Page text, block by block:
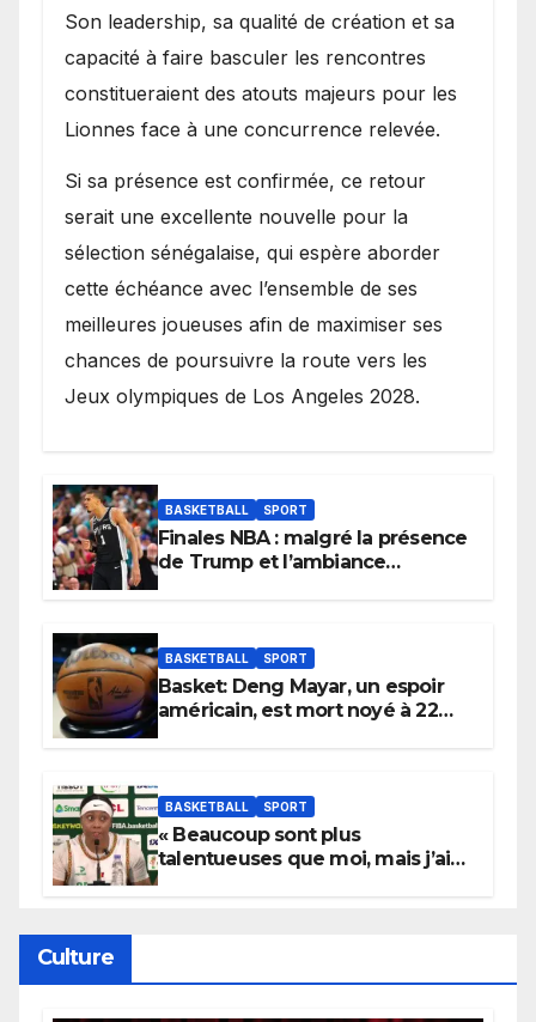
Son leadership, sa qualité de création et sa
capacité à faire basculer les rencontres
constitueraient des atouts majeurs pour les
Lionnes face à une concurrence relevée.
Si sa présence est confirmée, ce retour
serait une excellente nouvelle pour la
sélection sénégalaise, qui espère aborder
cette échéance avec l’ensemble de ses
meilleures joueuses afin de maximiser ses
chances de poursuivre la route vers les
Jeux olympiques de Los Angeles 2028.
BASKETBALL SPORT
Finales NBA : malgré la présence
de Trump et l’ambiance
BASKETBALL SPORT
Basket: Deng Mayar, un espoir
américain, est mort noyé à 22
BASKETBALL SPORT
« Beaucoup sont plus
talentueuses que moi, mais j’ai
Culture